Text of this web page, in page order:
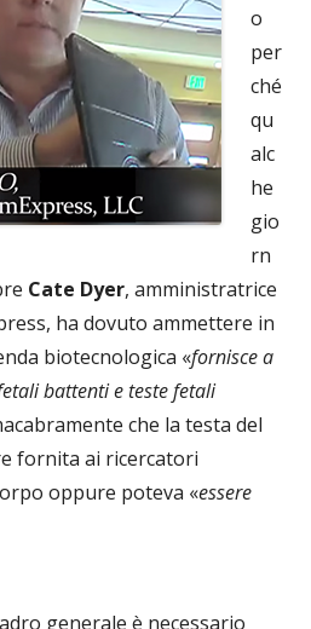
o
per
ché
qu
alc
he
gio
rn
Cate Dyer, amministratrice
ha dovuto ammettere in
biotecnologica «fornisce a
battenti e teste fetali
che la testa del
fornita ai ricercatori
oppure poteva «essere
generale è necessario